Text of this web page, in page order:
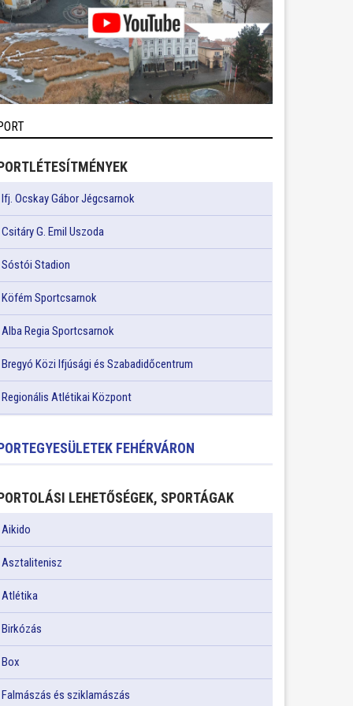
Ifj. Ocskay Gábor Jégcsarnok
Csitáry G. Emil Uszoda
Sóstói Stadion
Köfém Sportcsarnok
Alba Regia Sportcsarnok
Bregyó Közi Ifjúsági és Szabadidőcentrum
Regionális Atlétikai Központ
FEHÉRVÁRON
LEHETŐSÉGEK, SPORTÁGAK
Aikido
Asztalitenisz
Atlétika
Birkózás
Box
Falmászás és sziklamászás